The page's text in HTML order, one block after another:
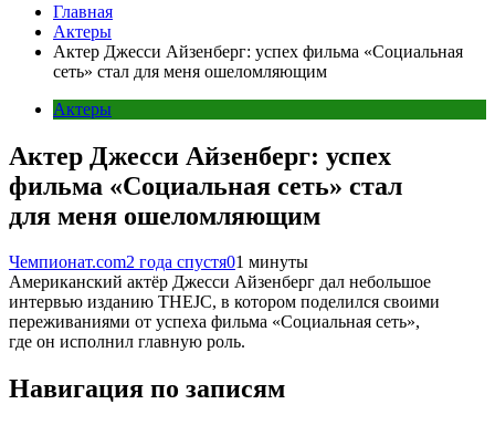
Главная
Актеры
Актер Джесси Айзенберг: успех фильма «Социальная
сеть» стал для меня ошеломляющим
Актеры
Актер Джесси Айзенберг: успех
фильма «Социальная сеть» стал
для меня ошеломляющим
Чемпионат.com2 года спустя01 минуты
Американский актёр Джесси Айзенберг дал небольшое
интервью изданию THEJC, в котором поделился своими
переживаниями от успеха фильма «Социальная сеть»,
где он исполнил главную роль.
Навигация по записям